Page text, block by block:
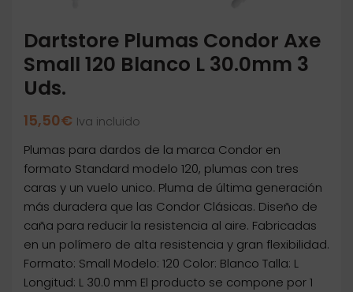
Dartstore Plumas Condor Axe
Small 120 Blanco L 30.0mm 3
Uds.
15,50€ Iva incluido
Plumas para dardos de la marca Condor en
formato Standard modelo 120, plumas con tres
caras y un vuelo unico. Pluma de última generación
más duradera que las Condor Clásicas. Diseño de
caña para reducir la resistencia al aire. Fabricadas
en un polímero de alta resistencia y gran flexibilidad.
Formato: Small Modelo: 120 Color: Blanco Talla: L
Longitud: L 30.0 mm El producto se compone por 1